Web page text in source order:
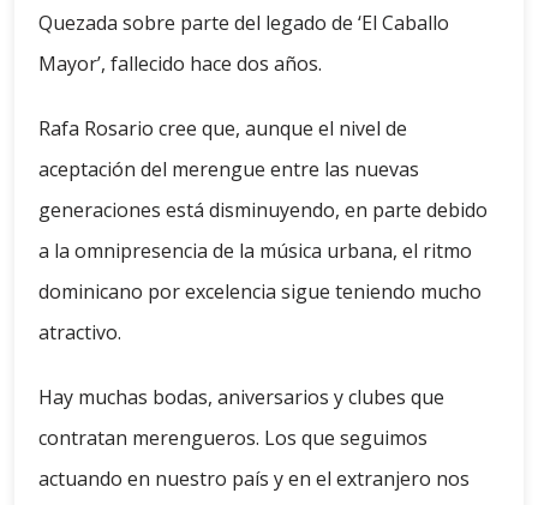
Quezada sobre parte del legado de ‘El Caballo
Mayor’, fallecido hace dos años.
Rafa Rosario cree que, aunque el nivel de
aceptación del merengue entre las nuevas
generaciones está disminuyendo, en parte debido
a la omnipresencia de la música urbana, el ritmo
dominicano por excelencia sigue teniendo mucho
atractivo.
Hay muchas bodas, aniversarios y clubes que
contratan merengueros. Los que seguimos
actuando en nuestro país y en el extranjero nos